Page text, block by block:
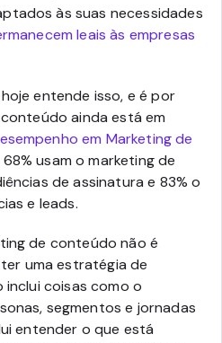
às suas necessidades
leais às empresas
entende isso, e é por
ainda está em
em Marketing de
usam o marketing de
de assinatura e 83% o
e leads.
de conteúdo não é
uma estratégia de
coisas como o
segmentos e jornadas
entender o que está